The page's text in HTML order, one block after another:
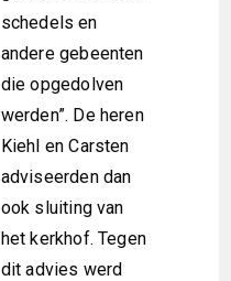
schedels en
andere gebeenten
die opgedolven
werden”. De heren
Kiehl en Carsten
adviseerden dan
ook sluiting van
het kerkhof. Tegen
dit advies werd